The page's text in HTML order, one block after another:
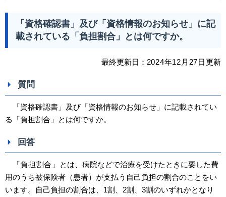
「資格確認書」及び「資格情報のお知らせ」に記
載されている「負担割合」とは何ですか。
最終更新日： 2024年12 月27日更新
質問
「資格確認書」及び「資格情報のお知らせ」に記載されてい
る「負担割合」とは何ですか。
回答
「負担割合 」とは、病院などで治療を受けたときに要した費
用のうち被保険者（患者）が支払う自己負担の割合のことをい
います。自己負担の割合は、1割、2割、3割のいずれかとなり